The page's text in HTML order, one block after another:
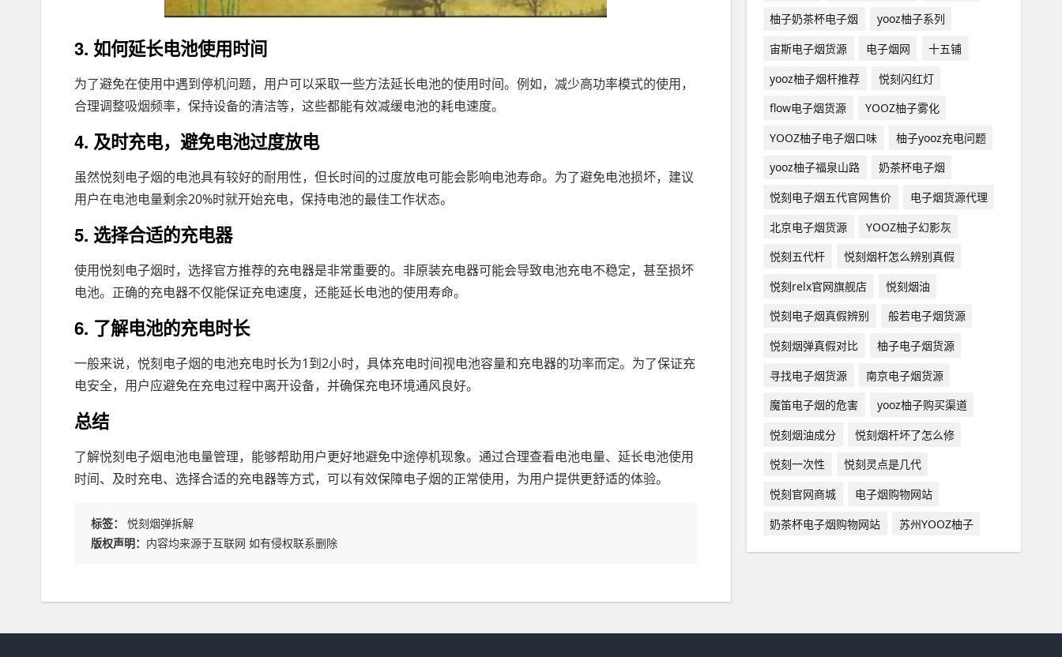
3. 如何延长电池使用时间
为了避免在使用中遇到停机问题，用户可以采取一些方法延长电池的使用时间。例如，减少高功率模式的使用，
合理调整吸烟频率，保持设备的清洁等，这些都能有效减缓电池的耗电速度。
4. 及时充电，避免电池过度放电
虽然悦刻电子烟的电池具有较好的耐用性，但长时间的过度放电可能会影响电池寿命。为了避免电池损坏，建议
用户在电池电量剩余20%时就开始充电，保持电池的最佳工作状态。
5. 选择合适的充电器
使用悦刻电子烟时，选择官方推荐的充电器是非常重要的。非原装充电器可能会导致电池充电不稳定，甚至损坏
电池。正确的充电器不仅能保证充电速度，还能延长电池的使用寿命。
6. 了解电池的充电时长
一般来说，悦刻电子烟的电池充电时长为1到2小时，具体充电时间视电池容量和充电器的功率而定。为了保证充
电安全，用户应避免在充电过程中离开设备，并确保充电环境通风良好。
总结
了解悦刻电子烟电池电量管理，能够帮助用户更好地避免中途停机现象。通过合理查看电池电量、延长电池使用
时间、及时充电、选择合适的充电器等方式，可以有效保障电子烟的正常使用，为用户提供更舒适的体验。
标签：
悦刻烟弹拆解
版权声明： 内容均来源于互联网 如有侵权联系删除
柚子奶茶杯电子烟
yooz柚子系列
宙斯电子烟货源
电子烟网
十五铺
yooz柚子烟杆推荐
悦刻闪红灯
flow电子烟货源
YOOZ柚子雾化
YOOZ柚子电子烟口味
柚子yooz充电问题
yooz柚子福泉山路
奶茶杯电子烟
悦刻电子烟五代官网售价
电子烟货源代理
北京电子烟货源
YOOZ柚子幻影灰
悦刻五代杆
悦刻烟杆怎么辨别真假
悦刻relx官网旗舰店
悦刻烟油
悦刻电子烟真假辨别
般若电子烟货源
悦刻烟弹真假对比
柚子电子烟货源
寻找电子烟货源
南京电子烟货源
魔笛电子烟的危害
yooz柚子购买渠道
悦刻烟油成分
悦刻烟杆坏了怎么修
悦刻一次性
悦刻灵点是几代
悦刻官网商城
电子烟购物网站
奶茶杯电子烟购物网站
苏州YOOZ柚子